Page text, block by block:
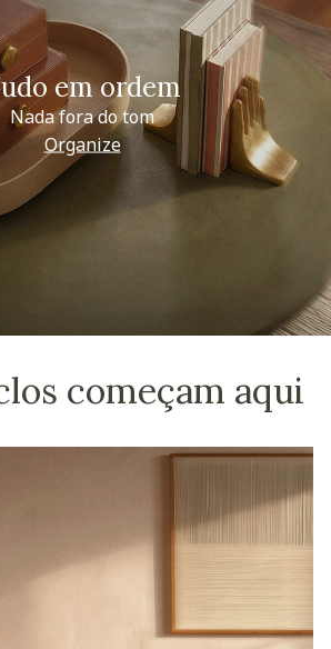
em ordem
Nada fora do tom
Organize
começam aqui